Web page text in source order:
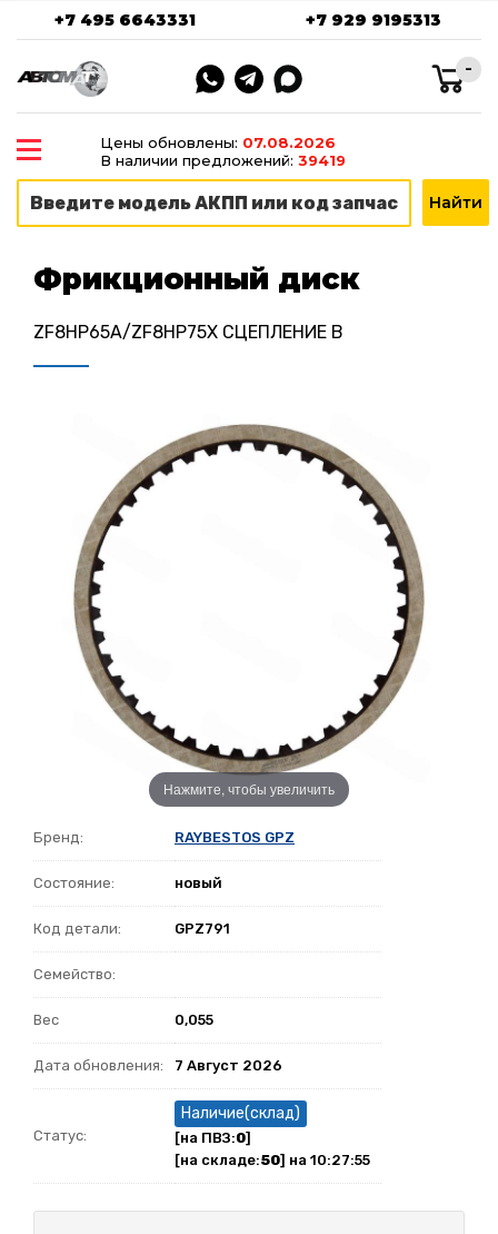
+7 495 6643331 +7 929 9195313
-
Цены обновлены: 07.08.2026
В наличии предложений: 39419
Фрикционный диск
ZF8HP65A/ZF8HP75X СЦЕПЛЕНИЕ B
Нажмите, чтобы увеличить
Бренд: RAYBESTOS GPZ
Состояние: новый
Код детали: GPZ791
Семейство:
Вес 0,055
Дата обновления: 7 Август 2026
Статус:
Наличие(склад)
[на ПВЗ:0]
[на складе:50] на 10:27:55